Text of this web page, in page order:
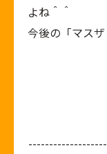
よね＾＾
今後の「マス